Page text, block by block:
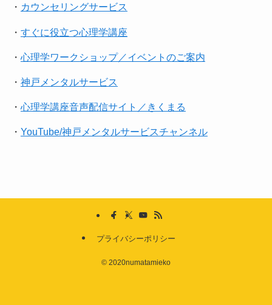
・ カウンセリングサービス
・ すぐに役立つ心理学講座
・ 心理学ワークショップ／イベントのご案内
・ 神戸メンタルサービス
・ 心理学講座音声配信サイト／きくまる
・ YouTube/神戸メンタルサービスチャンネル
プライバシーポリシー
© 2020numatamieko